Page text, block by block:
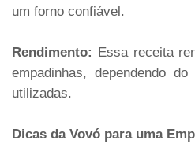
um forno confiável.
Rendimento:
Essa receita
empadinhas, dependendo
utilizadas.
Dicas da Vovó para uma